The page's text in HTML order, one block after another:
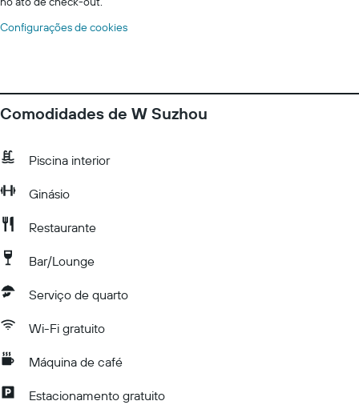
Configurações de cookies
Comodidades de W Suzhou
Piscina interior
Ginásio
Restaurante
Bar/Lounge
Serviço de quarto
Wi-Fi gratuito
Máquina de café
Estacionamento gratuito